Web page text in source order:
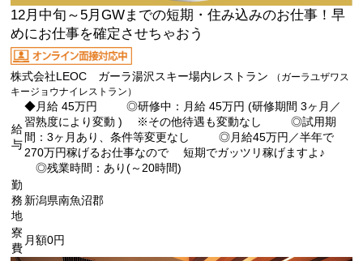
12月中旬～5月GWまでの短期・住み込みのお仕事！早
めにお仕事を確定させちゃおう
株式会社LEOC ガーラ湯沢スキー場内レストラン
（ガーラユザワス
キージョウナイレストラン）
給
与
◆月給 45万円 ◎研修中：月給 45万円 (研修期間 3ヶ月／
習熟度により変動 ) ※その他待遇も変動なし ◎試用期
間：3ヶ月あり、条件等変更なし ◎月給45万円／半年で
270万円稼げるお仕事なので 短期でガッツリ稼げますよ♪
◎残業時間：あり(～20時間)
勤
務
地
新潟県南魚沼郡
寮
費
月額0円